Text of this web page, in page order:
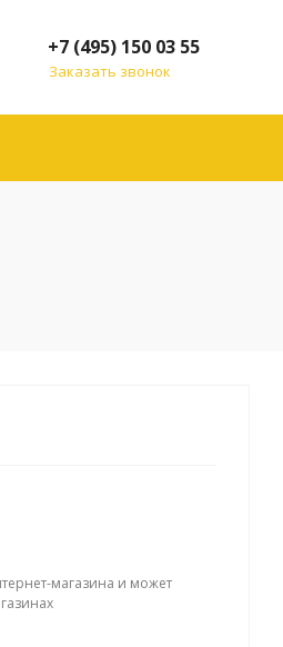
+7 (495) 150 03 55
Заказать звонок
магазина и может